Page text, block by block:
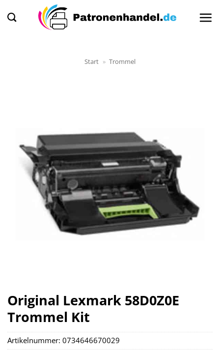
Inhalt
Start » Trommel
Original Lexmark 58D0Z0E
Trommel Kit
Artikelnummer: 0734646670029